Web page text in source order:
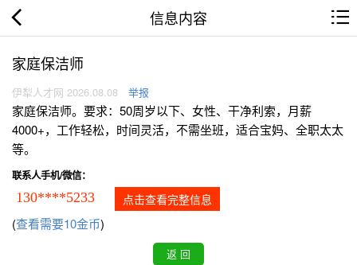
信息内容
家庭保洁师
伊犁人才网 2026.08.08 举报
家庭保洁师。要求：50周岁以下、女性、干净利索，月薪
4000+，工作轻松，时间灵活，不需坐班，适合宝妈、全职太太
等。
联系人手机/微信：
130****5233 点击查看完整信息
(查看需要10金币)